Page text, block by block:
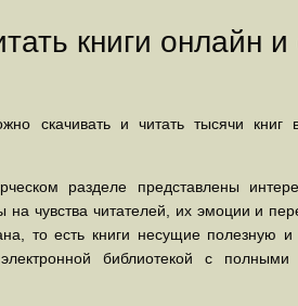
книги онлайн и
скачивать и читать тысячи
разделе представлены
на чувства читателей, их эмоции и
то есть книги несущие полезную
библиотекой с